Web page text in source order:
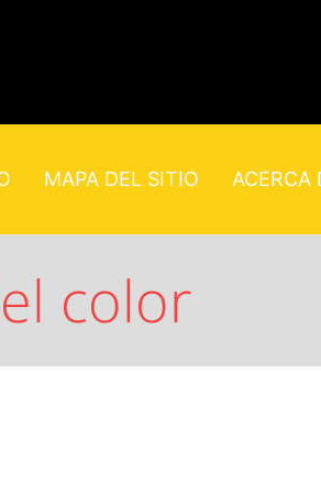
MAPA DEL SITIO ACERCA
color